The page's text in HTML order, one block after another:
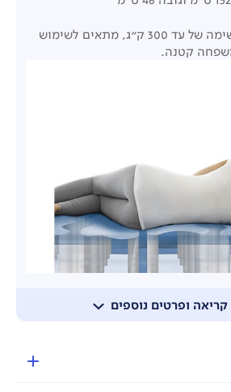
ופרטים נוספים
עם יכולת נשיאה מרשימה של עד 300 ק"ג, מתאים לשימוש
קטנה.